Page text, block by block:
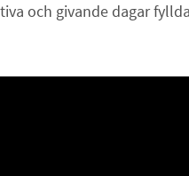
och givande dagar